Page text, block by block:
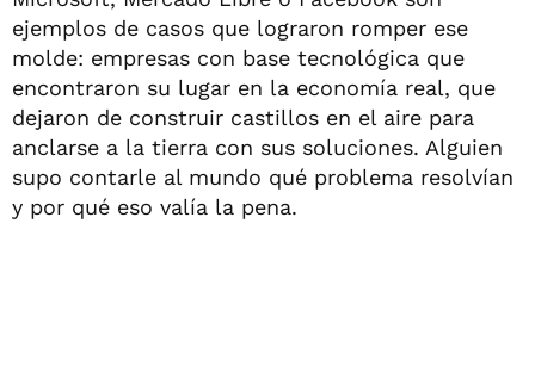
ejemplos de casos que lograron romper ese
molde: empresas con base tecnológica que
encontraron su lugar en la economía real, que
dejaron de construir castillos en el aire para
anclarse a la tierra con sus soluciones. Alguien
supo contarle al mundo qué problema resolvían
y por qué eso valía la pena.